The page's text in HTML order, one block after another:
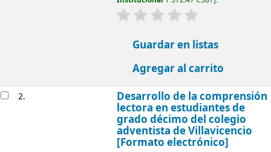
valoración
Guardar en listas
Agregar al carrito
2. Desarrollo de la comprensión
lectora en estudiantes de
grado décimo del colegio
adventista de Villavicencio
[Formato electrónico]